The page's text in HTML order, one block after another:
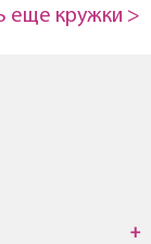
еще кружки >